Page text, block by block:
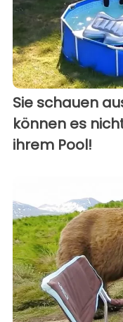
Sie schauen
können es
ihrem Pool!